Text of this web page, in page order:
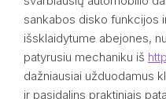
sankabos disko funkcijos
išsklaidytume abejones,
patyrusiu mechaniku iš
dažniausiai užduodamus
ir pasidalins praktiniais